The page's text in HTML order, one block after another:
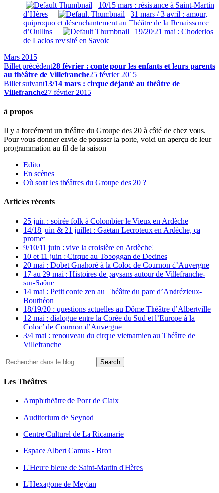
10/15 mars : résistance à Saint-Martin
d’Hères
31 mars / 3 avril : amour,
quiproquo et désenchantement au Théâtre de la Renaissance
d’Oullins
19/20/21 mai : Choderlos
de Laclos revisité en Savoie
Mars 2015
Billet précédent28 février : conte pour les enfants et leurs parents
au théâtre de Villefranche25 février 2015
Billet suivant13/14 mars : cirque déjanté au théâtre de
Villefranche27 février 2015
à propos
Il y a forcément un théâtre du Groupe des 20 à côté de chez vous.
Pour vous donner envie de pousser la porte, voici un aperçu de leur
programmation au fil de la saison
Edito
En scènes
Où sont les théâtres du Groupe des 20 ?
Articles récents
25 juin : soirée folk à Colombier le Vieux en Ardèche
14/18 juin & 21 juillet : Gaëtan Lecroteux en Ardèche, ça
promet
9/10/11 juin : vive la croisière en Ardèche!
10 et 11 juin : Cirque au Toboggan de Decines
20 mai : Dobet Gnahoré à la Coloc de Cournon d’Auvergne
17 au 29 mai : Histoires de paysans autour de Villefranche-
sur-Saône
14 mai : Petit conte zen au Théâtre du parc d’Andrézieux-
Bouthéon
18/19/20 : questions actuelles au Dôme Théâtre d’Albertville
12 mai : dialogue entre la Corée du Sud et l’Europe à la
Coloc’ de Cournon d’Auvergne
3/4 mai : renouveau du cirque vietnamien au Théâtre de
Villefranche
Les Théâtres
Amphithéâtre de Pont de Claix
Auditorium de Seynod
Centre Culturel de La Ricamarie
Espace Albert Camus - Bron
L'Heure bleue de Saint-Martin d'Hères
L'Hexagone de Meylan